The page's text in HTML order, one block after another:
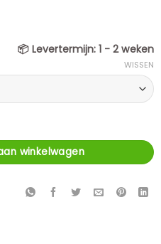
📦 Levertermijn: 1 - 2 weken
WISSEN
aantal
winkelwagen